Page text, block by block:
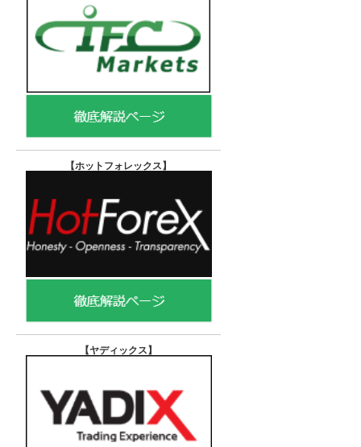
【ホットフォレックス 】
【ヤディックス 】